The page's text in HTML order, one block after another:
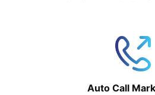
Auto Call